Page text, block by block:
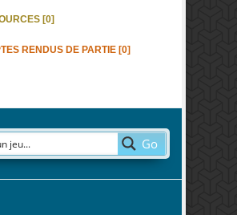
[0]
RENDUS DE PARTIE [0]
Go